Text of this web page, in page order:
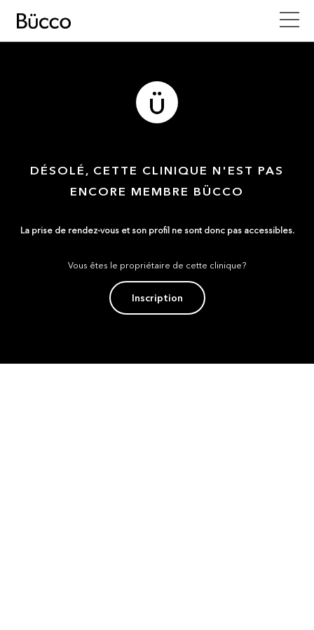
DÉSOLÉ, CETTE CLINIQUE N'EST PAS
ENCORE MEMBRE BÜCCO
La prise de rendez-vous et son profil ne sont donc pas accessibles.
Vous êtes le propriétaire de cette clinique?
Inscription